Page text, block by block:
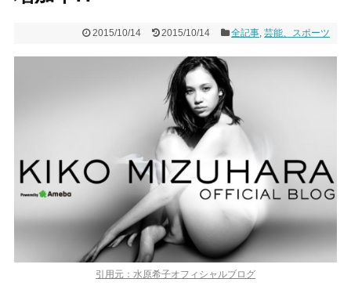
2015/10/14 2015/10/14 全記事,芸能、スポーツ
引用元：水原希子オフィシャルブログ